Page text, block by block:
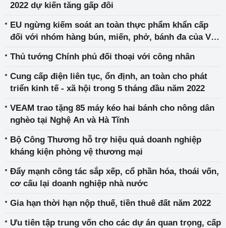
2022 dự kiến tăng gấp đôi
EU ngừng kiếm soát an toàn thực phẩm khẩn cấp
đối với nhóm hàng bún, miến, phở, bánh đa của Việt
Thủ tướng Chính phủ đối thoại với công nhân
Cung cấp điện liên tục, ổn định, an toàn cho phát
triển kinh tế - xã hội trong 5 tháng đầu năm 2022
VEAM trao tặng 85 máy kéo hai bánh cho nông dân
nghèo tại Nghệ An và Hà Tĩnh
Bộ Công Thương hỗ trợ hiệu quả doanh nghiệp
kháng kiện phòng vệ thương mại
Đẩy mạnh công tác sắp xếp, cổ phần hóa, thoái vốn,
cơ cấu lại doanh nghiệp nhà nước
Gia hạn thời hạn nộp thuế, tiền thuê đất năm 2022
Ưu tiên tập trung vốn cho các dự án quan trọng, cấp